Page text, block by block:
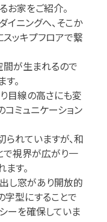
お家をご紹介。
イニングへ、そこか
ッキプフロアで繋
間が生まれるので
。
目線の高さにも変
ミュニケーション
れていますが、和
で視界が広がり一
す。
し窓があり開放的
字型にすることで
ーを確保していま